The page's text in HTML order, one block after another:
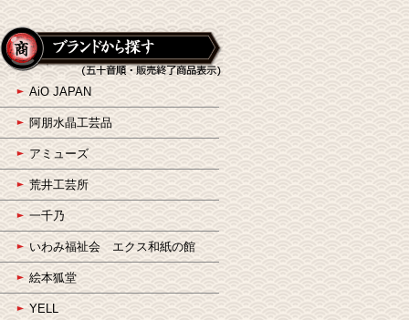
AiO JAPAN
阿朋水晶工芸品
アミューズ
荒井工芸所
一千乃
いわみ福祉会 エクス和紙の館
絵本狐堂
YELL